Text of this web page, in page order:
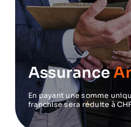
Assurance
En payant une somme
franchise sera réduite à